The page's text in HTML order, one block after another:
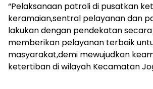
“Pelaksanaan patroli di pusatkan
keramaian,sentral pelayanan dan
lakukan dengan pendekatan
memberikan pelayanan terbaik
masyarakat,demi mewujudkan
ketertiban di wilayah Kecamatan